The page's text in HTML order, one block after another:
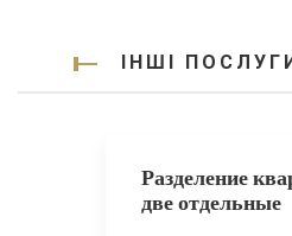
ІНШІ
Разделение
две отдельные